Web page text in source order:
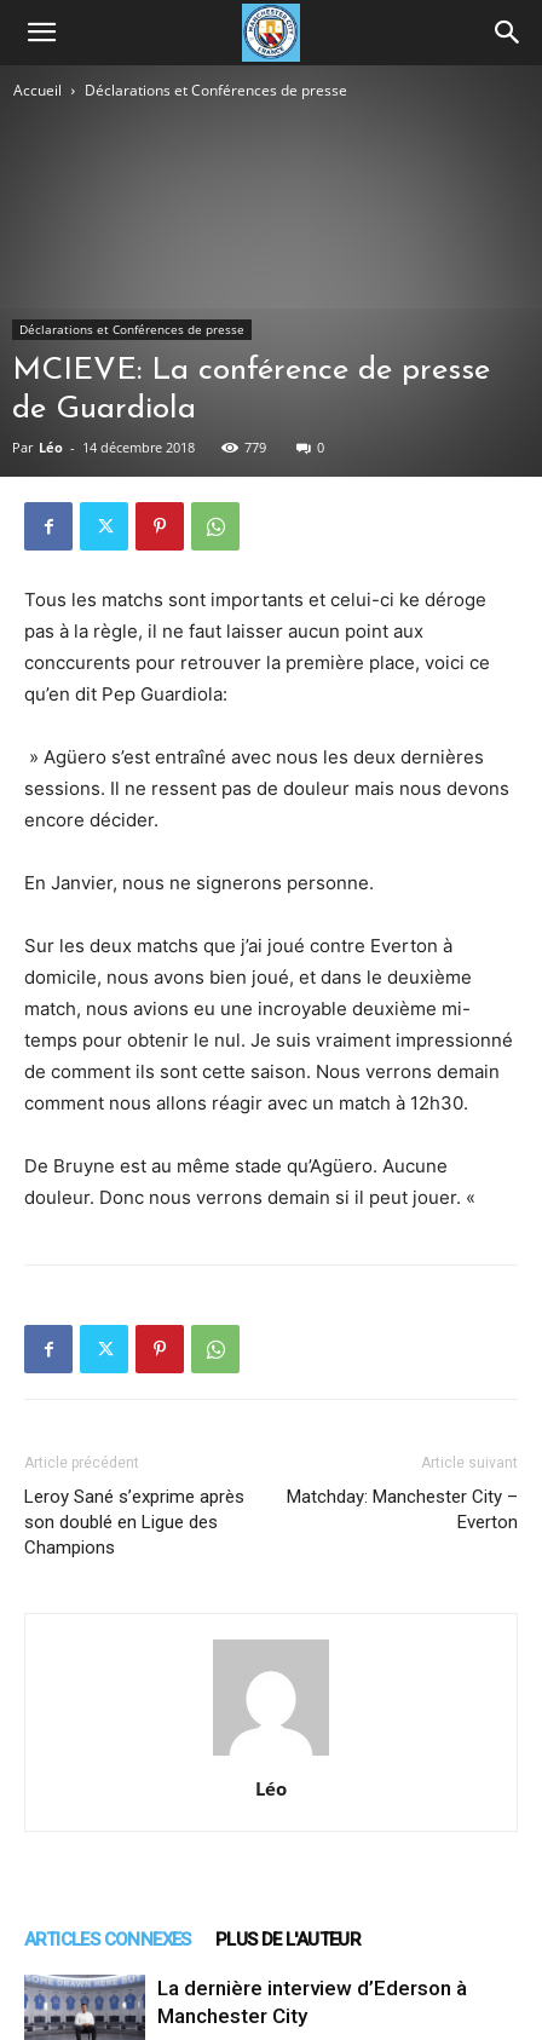
Accueil Déclarations et Conférences de presse
Déclarations et Conférences de presse
MCIEVE: La conférence de presse
de Guardiola
Par Léo - 14 décembre 2018 779 0
Tous les matchs sont importants et celui-ci ke déroge
pas à la règle, il ne faut laisser aucun point aux
conccurents pour retrouver la première place, voici ce
qu’en dit Pep Guardiola:
» Agüero s’est entraîné avec nous les deux dernières
sessions. Il ne ressent pas de douleur mais nous devons
encore décider.
En Janvier, nous ne signerons personne.
Sur les deux matchs que j’ai joué contre Everton à
domicile, nous avons bien joué, et dans le deuxième
match, nous avions eu une incroyable deuxième mi-
temps pour obtenir le nul. Je suis vraiment impressionné
de comment ils sont cette saison. Nous verrons demain
comment nous allons réagir avec un match à 12h30.
De Bruyne est au même stade qu’Agüero. Aucune
douleur. Donc nous verrons demain si il peut jouer. «
Article précédent
Leroy Sané s’exprime après
son doublé en Ligue des
Champions
Article suivant
Matchday: Manchester City –
Everton
Léo
ARTICLES CONNEXES PLUS DE L'AUTEUR
La dernière interview d’Ederson à
Manchester City